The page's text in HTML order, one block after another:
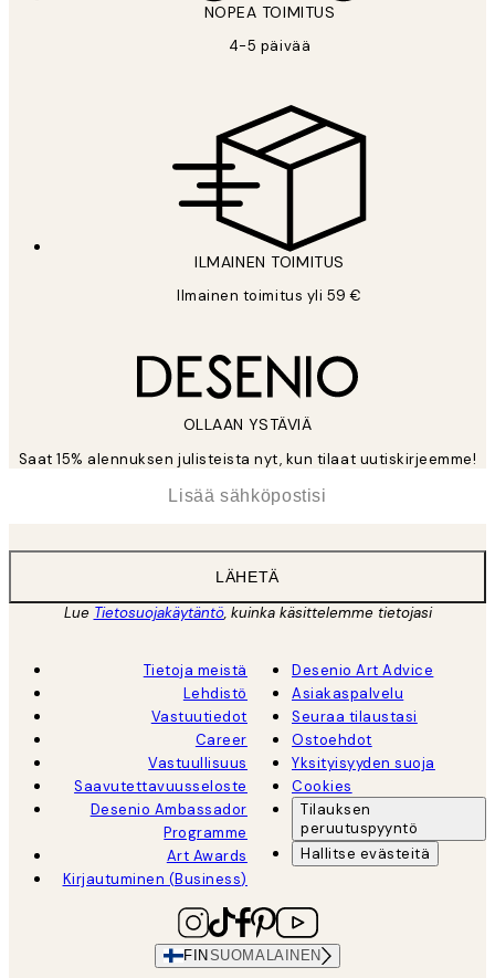
NOPEA TOIMITUS
4-5 päivää
ILMAINEN TOIMITUS
Ilmainen toimitus yli 59 €
OLLAAN YSTÄVIÄ
Saat 15% alennuksen julisteista nyt, kun tilaat uutiskirjeemme!
LÄHETÄ
Lue Tietosuojakäytäntö, kuinka käsittelemme tietojasi
Tietoja meistä
Lehdistö
Vastuutiedot
Career
Vastuullisuus
Saavutettavuusseloste
Desenio Ambassador
Programme
Art Awards
Kirjautuminen (Business)
Desenio Art Advice
Asiakaspalvelu
Seuraa tilaustasi
Ostoehdot
Yksityisyyden suoja
Cookies
Tilauksen
peruutuspyyntö
Hallitse evästeitä
FIN SUOMALAINEN